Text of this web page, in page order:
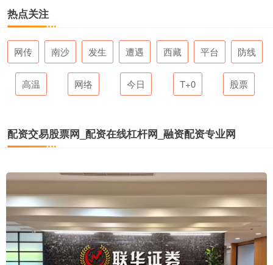
热点关注
网传 南沙 发生 遭遇 西藏 平台 防线
高温 网络 今日 T+0 股票
配资交易股票网_配资在线杠杆网_融资配资专业网